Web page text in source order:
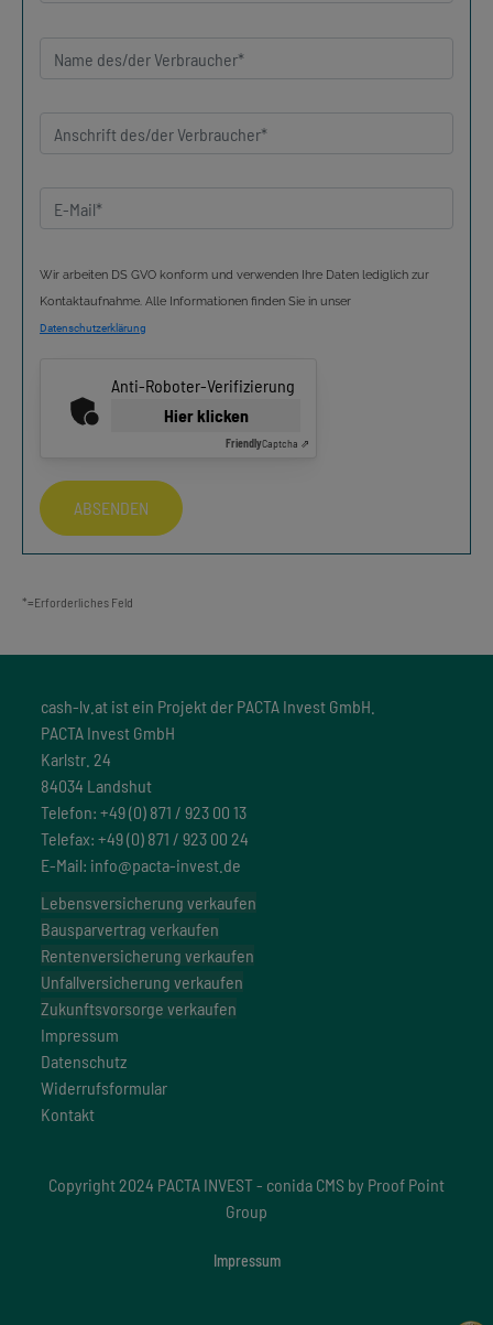
Wir arbeiten DS GVO konform und verwenden Ihre Daten lediglich zur
Kontaktaufnahme. Alle Informationen finden Sie in unser
Datenschutzerklärung
Anti-Roboter-Verifizierung
Hier klicken
FriendlyCaptcha ⇗
ABSENDEN
*=Erforderliches Feld
cash-lv.at ist ein Projekt der PACTA Invest GmbH.
PACTA Invest GmbH
Karlstr. 24
84034 Landshut
Telefon: +49 (0) 871 / 923 00 13
Telefax: +49 (0) 871 / 923 00 24
E-Mail: info@pacta-invest.de
Lebensversicherung verkaufen
Bausparvertrag verkaufen
Rentenversicherung verkaufen
Unfallversicherung verkaufen
Zukunftsvorsorge verkaufen
Impressum
Datenschutz
Widerrufsformular
Kontakt
Copyright 2024 PACTA INVEST - conida CMS by Proof Point
Group
Impressum